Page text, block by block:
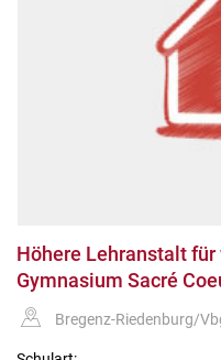
Höhere Lehranstalt
Gymnasium Sacré
Bregenz-Riedenburg/